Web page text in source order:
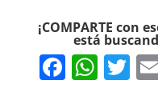
¡COMPARTE con
está
F W T